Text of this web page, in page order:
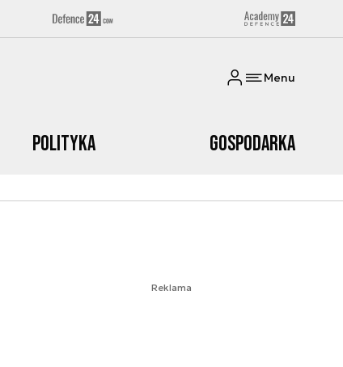
Menu
Polityka Gospodarka
Reklama